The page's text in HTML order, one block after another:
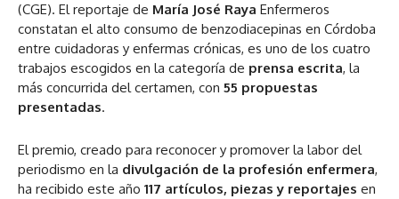
(CGE). El reportaje de María José Raya Enfermeros
constatan el alto consumo de benzodiacepinas en Córdoba
entre cuidadoras y enfermas crónicas, es uno de los cuatro
trabajos escogidos en la categoría de prensa escrita, la
más concurrida del certamen, con 55 propuestas
presentadas.
El premio, creado para reconocer y promover la labor del
periodismo en la divulgación de la profesión enfermera,
ha recibido este año 117 artículos, piezas y reportajes en